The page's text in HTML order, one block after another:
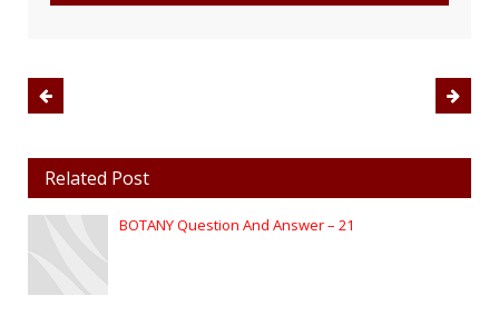
Related Post
BOTANY Question And Answer – 21